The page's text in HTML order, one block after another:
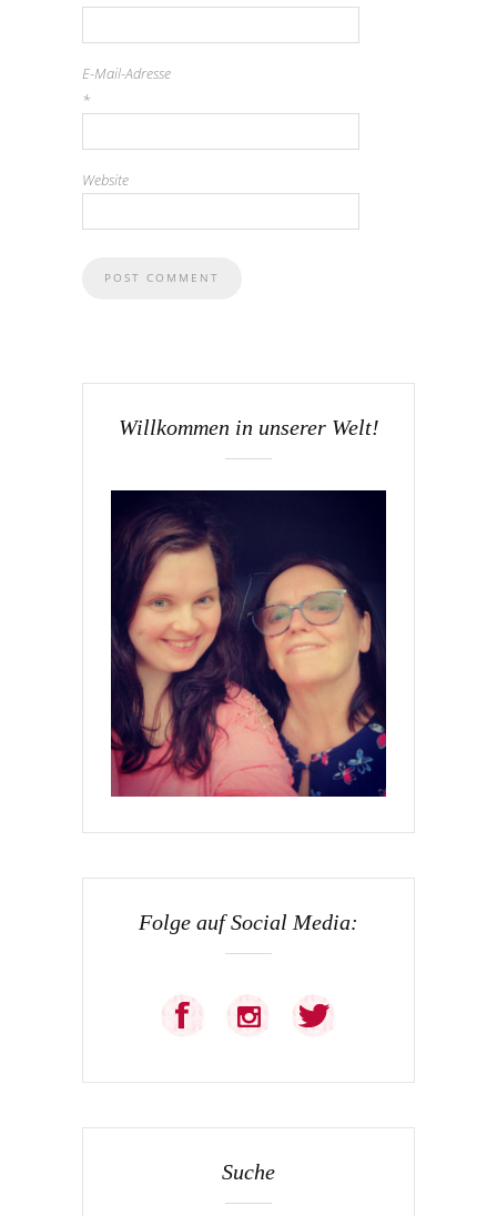
E-Mail-Adresse
*
Website
Willkommen in unserer Welt!
Folge auf Social Media:
Suche